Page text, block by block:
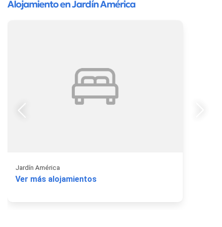
Alojamiento en Jardín América
Jardín América
Ver más alojamientos